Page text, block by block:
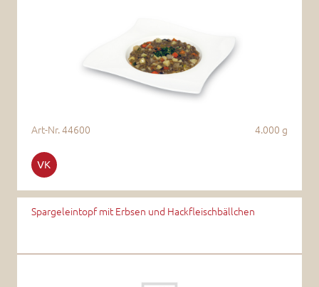
4.000 g
Art-Nr.44600
Spargeleintopf mit Erbsen und Hackfleischbällchen